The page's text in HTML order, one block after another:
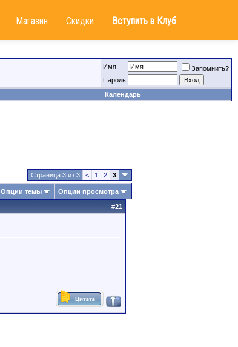
Магазин Скидки Вступить в Клуб
Имя
Запомнить?
Пароль
Календарь
Страница 3 из 3 < 1 2 3
Опции темы Опции просмотра
#21